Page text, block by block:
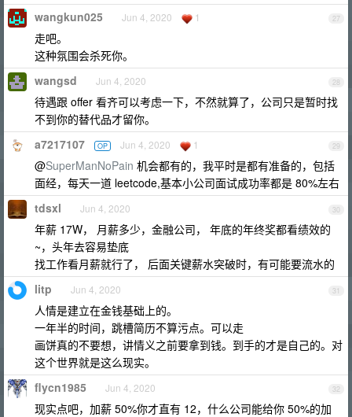
27
wangkun025 Jun 4, 2020 1
走吧。
这种氛围会杀死你。
28
wangsd Jun 4, 2020
待遇跟 offer 看齐可以考虑一下，不然就算了，公司只是暂时找
不到你的替代品才留你。
29
a7217107 OP Jun 4, 2020 1
@SuperManNoPain 机会都有的，我平时是都有准备的，包括
面经，每天一道 leetcode,基本小公司面试成功率都是 80%左右
30
tdsxl Jun 4, 2020
年薪 17W， 月薪多少，金融公司， 年底的年终奖都看绩效的
~，头年去容易垫底
找工作看月薪就行了， 后面关键薪水突破时，有可能要流水的
31
litp Jun 4, 2020
人情是建立在金钱基础上的。
一年半的时间，跳槽简历不算污点。可以走
画饼真的不要想，讲情义之前要拿到钱。到手的才是自己的。对
这个世界就是这么现实。
32
flycn1985 Jun 4, 2020
现实点吧，加薪 50%你才直有 12，什么公司能给你 50%的加